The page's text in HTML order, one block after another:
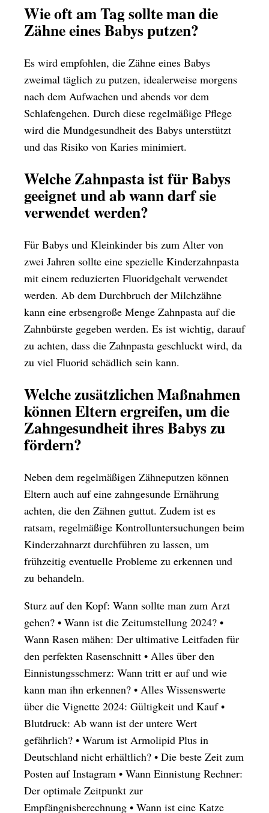
Wie oft am Tag sollte man die
Zähne eines Babys putzen?
Es wird empfohlen, die Zähne eines Babys
zweimal täglich zu putzen, idealerweise morgens
nach dem Aufwachen und abends vor dem
Schlafengehen. Durch diese regelmäßige Pflege
wird die Mundgesundheit des Babys unterstützt
und das Risiko von Karies minimiert.
Welche Zahnpasta ist für Babys
geeignet und ab wann darf sie
verwendet werden?
Für Babys und Kleinkinder bis zum Alter von
zwei Jahren sollte eine spezielle Kinderzahnpasta
mit einem reduzierten Fluoridgehalt verwendet
werden. Ab dem Durchbruch der Milchzähne
kann eine erbsengroße Menge Zahnpasta auf die
Zahnbürste gegeben werden. Es ist wichtig, darauf
zu achten, dass die Zahnpasta geschluckt wird, da
zu viel Fluorid schädlich sein kann.
Welche zusätzlichen Maßnahmen
können Eltern ergreifen, um die
Zahngesundheit ihres Babys zu
fördern?
Neben dem regelmäßigen Zähneputzen können
Eltern auch auf eine zahngesunde Ernährung
achten, die den Zähnen guttut. Zudem ist es
ratsam, regelmäßige Kontrolluntersuchungen beim
Kinderzahnarzt durchführen zu lassen, um
frühzeitig eventuelle Probleme zu erkennen und
zu behandeln.
Sturz auf den Kopf: Wann sollte man zum Arzt
gehen? • Wann ist die Zeitumstellung 2024? •
Wann Rasen mähen: Der ultimative Leitfaden für
den perfekten Rasenschnitt • Alles über den
Einnistungsschmerz: Wann tritt er auf und wie
kann man ihn erkennen? • Alles Wissenswerte
über die Vignette 2024: Gültigkeit und Kauf•
Blutdruck: Ab wann ist der untere Wert
gefährlich? • Warum ist Armolipid Plus in
Deutschland nicht erhältlich? • Die beste Zeit zum
Posten auf Instagram • Wann Einnistung Rechner:
Der optimale Zeitpunkt zur
Empfängnisberechnung • Wann ist eine Katze